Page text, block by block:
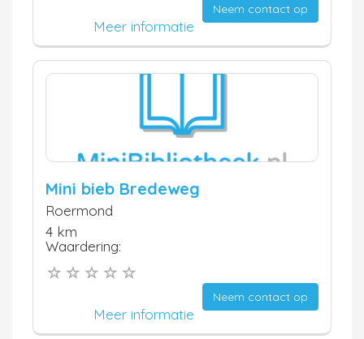
Neem contact op
Meer informatie
Mini bieb Bredeweg
Roermond
4 km
Waardering:
Neem contact op
Meer informatie